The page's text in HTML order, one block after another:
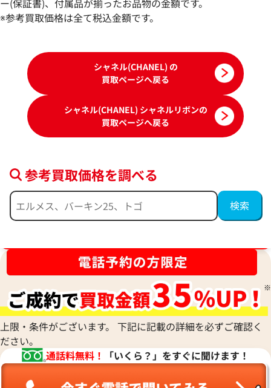
2026年4月17日時点
シャネル ピアス イヤリング
41,000円
2025年6月17日時点
シャネル ネックレ
33,000円
2026年4月17日時
ー(保証書)、付属品が揃ったお品物の金額です。
※参考買取価格は全て税込金額です。
シャネル(CHANEL) の
買取ページへ戻る
シャネル(CHANEL) シャネルリボンの
買取ページへ戻る
参考買取価格を調べる
上限・条件がございます。 下記に記載の詳細を必ずご確認く
ださい。
通話料無料！
「いくら？」をすぐに聞けます！